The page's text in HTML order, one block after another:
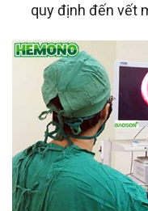
quy định đến vết